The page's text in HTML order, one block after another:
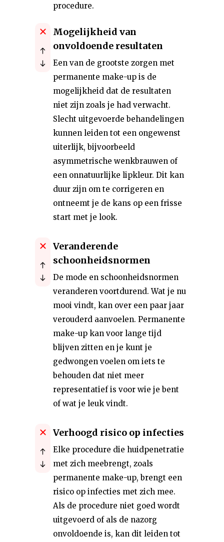
procedure.
Mogelijkheid van
onvoldoende resultaten
Een van de grootste zorgen met
permanente make-up is de
mogelijkheid dat de resultaten
niet zijn zoals je had verwacht.
Slecht uitgevoerde behandelingen
kunnen leiden tot een ongewenst
uiterlijk, bijvoorbeeld
asymmetrische wenkbrauwen of
een onnatuurlijke lipkleur. Dit kan
duur zijn om te corrigeren en
ontneemt je de kans op een frisse
start met je look.
Veranderende
schoonheidsnormen
De mode en schoonheidsnormen
veranderen voortdurend. Wat je nu
mooi vindt, kan over een paar jaar
verouderd aanvoelen. Permanente
make-up kan voor lange tijd
blijven zitten en je kunt je
gedwongen voelen om iets te
behouden dat niet meer
representatief is voor wie je bent
of wat je leuk vindt.
Verhoogd risico op infecties
Elke procedure die huidpenetratie
met zich meebrengt, zoals
permanente make-up, brengt een
risico op infecties met zich mee.
Als de procedure niet goed wordt
uitgevoerd of als de nazorg
onvoldoende is, kan dit leiden tot